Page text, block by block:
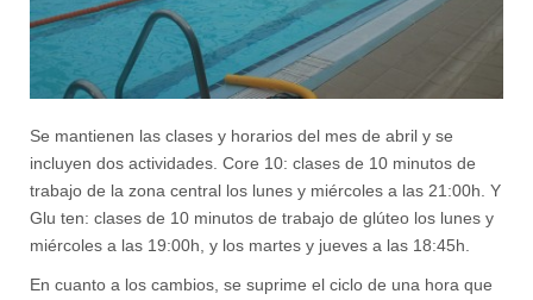
Se mantienen las clases y horarios del mes de abril y se
incluyen dos actividades. Core 10: clases de 10 minutos de
trabajo de la zona central los lunes y miércoles a las 21:00h. Y
Glu ten: clases de 10 minutos de trabajo de glúteo los lunes y
miércoles a las 19:00h, y los martes y jueves a las 18:45h.
En cuanto a los cambios, se suprime el ciclo de una hora que